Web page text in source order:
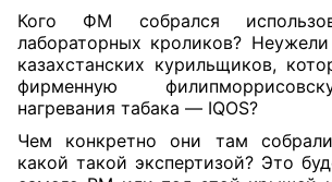
Кого ФМ собрался
лабораторных кроликов?
казахстанских курильщиков,
фирменную
нагревания табака — IQOS?
Чем конкретно они там
какой такой экспертизой? Это